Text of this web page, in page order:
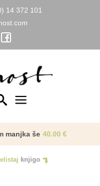
14 372 101
Menu
manjka še 40.00 €
knjigo